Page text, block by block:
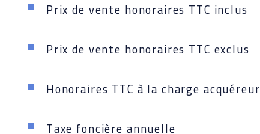
Prix de vente honoraires TTC inclus
Prix de vente honoraires TTC exclus
Honoraires TTC à la charge acquéreur
Taxe foncière annuelle